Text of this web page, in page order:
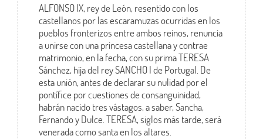
ALFONSO IX, rey de León, resentido con los
castellanos por las escaramuzas ocurridas en los
pueblos fronterizos entre ambos reinos, renuncia
a unirse con una princesa castellana y contrae
matrimonio, en la fecha, con su prima TERESA
Sánchez, hija del rey SANCHO I de Portugal. De
esta unión, antes de declarar su nulidad por el
pontífice por cuestiones de consanguinidad,
habrán nacido tres vástagos, a saber, Sancha,
Fernando y Dulce. TERESA, siglos más tarde, será
venerada como santa en los altares.